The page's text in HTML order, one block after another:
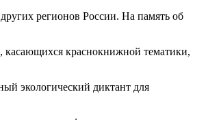
регионов России. На память об
касающихся краснокнижной тематики,
экологический диктант для